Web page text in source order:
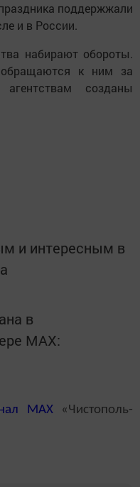
поддержжали
и в России.
набирают обороты.
к ним за
созданы
и интересным в
в
MАХ:
MAX«Чистополь-